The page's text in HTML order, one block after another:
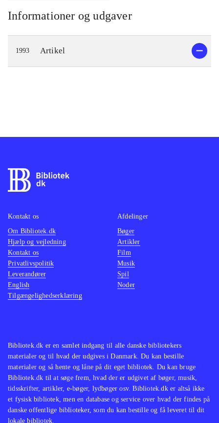
Informationer og udgaver
1993 Artikel
Bibliotek.dk er en samlet indgang til alle danske bibliotekers
materialer og til hvad der udgives i Danmark. Du kan bestille
materialer og så hente og låne på dit eget bibliotek. Du kan bruge
Bibliotek.dk til at søge frem, hvad der er udgivet af bøger, musik,
tidsskrifter, artikler, e-bøger, lydbøger osv. Bibliotek.dk er altså ikke
et fysisk bibliotek, men en database og service over hvad der findes på
danske offentlige biblioteker, som du kan bestille og få leveret til dit
lokale bibliotek.
Kontakt os
Om Bibliotek.dk
Hjælp og vejledning
Kontakt os
Privatlivspolitik
Leverandører
English
Tilgængelighedserklæring
Afdelinger
Bøger
Artikler
Film
Musik
Spil
Noder